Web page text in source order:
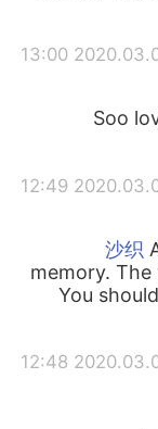
2020.03.08
Soo
2020.03.08
memory. The
You
2020.03.08